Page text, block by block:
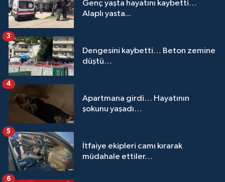
Genç yaşta hayatını kaybetti…
Alaplı yasta...
Dengesini kaybetti… Beton zemine
düştü…
3
Apartmana girdi… Hayatının
şokunu yaşadı…
4
İtfaiye ekipleri camı kırarak
müdahale ettiler…
5
6